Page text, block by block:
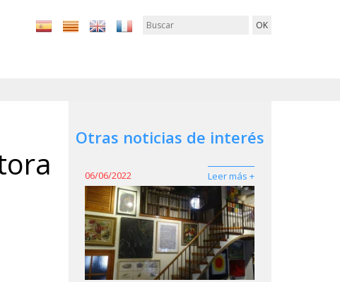
Otras noticias de interés
06/06/2022 Leer más +